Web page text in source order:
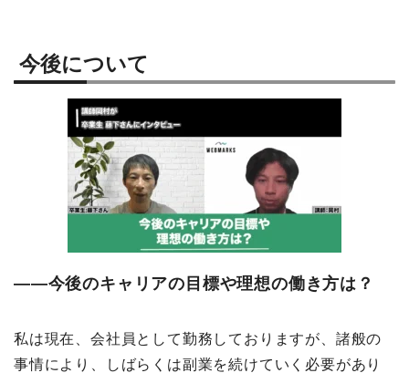
今後について
――今後のキャリアの目標や理想の働き方は？
私は現在、会社員として勤務しておりますが、諸般の
事情により、しばらくは副業を続けていく必要があり